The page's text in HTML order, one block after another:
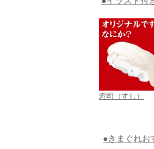
寿司（すし）
●きまぐれお